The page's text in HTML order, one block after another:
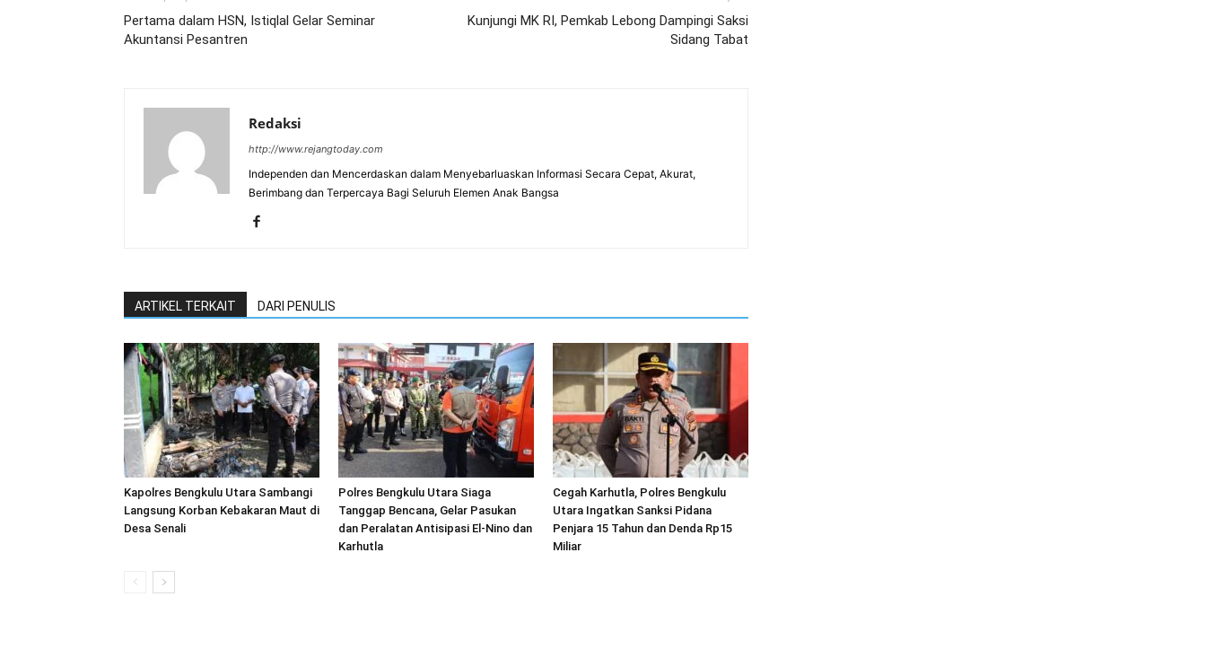
Pertama dalam HSN, Istiqlal Gelar Seminar
Akuntansi Pesantren
Kunjungi MK RI, Pemkab Lebong Dampingi Saksi
Sidang Tabat
Redaksi
http://www.rejangtoday.com
Independen dan Mencerdaskan dalam Menyebarluaskan Informasi Secara Cepat, Akurat,
Berimbang dan Terpercaya Bagi Seluruh Elemen Anak Bangsa
ARTIKEL TERKAIT DARI PENULIS
Kapolres Bengkulu Utara Sambangi
Langsung Korban Kebakaran Maut di
Desa Senali
Polres Bengkulu Utara Siaga
Tanggap Bencana, Gelar Pasukan
dan Peralatan Antisipasi El-Nino dan
Karhutla
Cegah Karhutla, Polres Bengkulu
Utara Ingatkan Sanksi Pidana
Penjara 15 Tahun dan Denda Rp15
Miliar